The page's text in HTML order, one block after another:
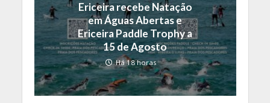
Ericeira recebe Natação
em Águas Abertas e
Ericeira Paddle Trophy a
15 de Agosto
Há 18 horas